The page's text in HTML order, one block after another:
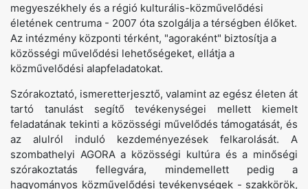
megyeszékhely és a régió kulturális-közművelődési
életének centruma - 2007 óta szolgálja a térségben élőket.
Az intézmény központi térként, "agoraként" biztosítja a
közösségi művelődési lehetőségeket, ellátja a
közművelődési alapfeladatokat.
Szórakoztató, ismeretterjesztő, valamint az egész életen át
tartó tanulást segítő tevékenységei mellett kiemelt
feladatának tekinti a közösségi művelődés támogatását, és
az alulról induló kezdeményezések felkarolását. A
szombathelyi AGORA a közösségi kultúra és a minőségi
szórakoztatás fellegvára, mindemellett pedig a
hagyományos közművelődési tevékenységek - szakkörök,